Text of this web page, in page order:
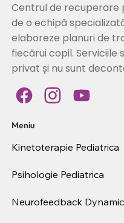
Meniu
Kinetoterapie Pediatrica
Psihologie Pediatrica
Neurofeedback
Centrul de recuperare
de o echipă
elaboreze planuri de
fiecărui copil. Serviciile
privat și nu sunt